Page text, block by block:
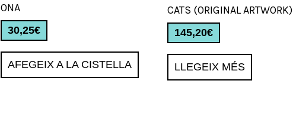
ONA
30,25€
AFEGEIX A LA CISTELLA
CATS (ORIGINAL ARTWORK)
145,20€
LLEGEIX MÉS